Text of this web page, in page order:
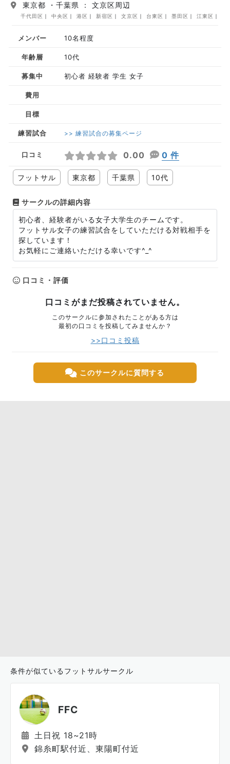
東京都 ・千葉県 ： 文京区周辺
千代田区 中央区 港区 新宿区 文京区 台東区 墨田区 江東区
メンバー 10名程度
年齢層 10代
募集中 初心者 経験者 学生 女子
費用
目標
練習試合 >> 練習試合の募集ページ
口コミ 0.00 0 件
フットサル 東京都 千葉県 10代
サークルの詳細内容
初心者、経験者がいる女子大学生のチームです。
フットサル女子の練習試合をしていただける対戦相手を
探しています！
お気軽にご連絡いただける幸いです^_^
口コミ・評価
口コミがまだ投稿されていません。
このサークルに参加されたことがある方は
最初の口コミを投稿してみませんか？
>>口コミ投稿
このサークルに質問する
条件が似ているフットサルサークル
FFC
土日祝 18~21時
錦糸町駅付近、東陽町付近